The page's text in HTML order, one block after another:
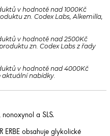
v hodnotě nad 1000Kč
zn. Codex Labs, Alkemilla,
v hodnotě nad 2500Kč
zn. Codex Labs z řady
v hodnotě nad 4000Kč
aktuální nabídky.
a SLS.
ERBE obsahuje glykolické